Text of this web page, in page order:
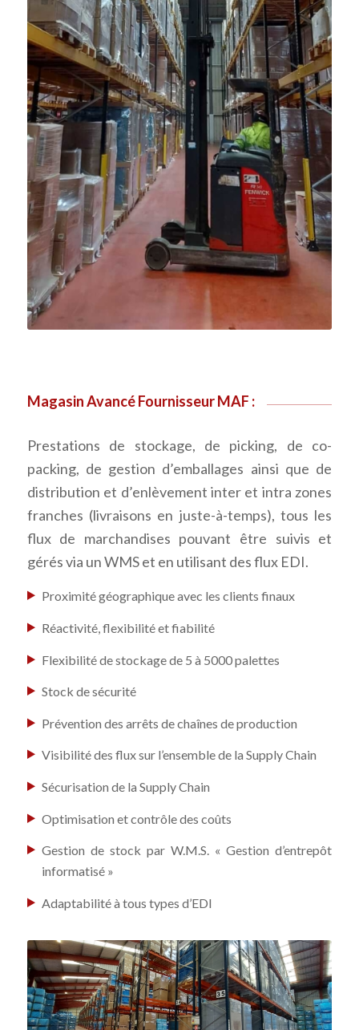
Magasin Avancé Fournisseur MAF :
Prestations de stockage, de picking, de co-
packing, de gestion d’emballages ainsi que de
distribution et d’enlèvement inter et intra zones
franches (livraisons en juste-à-temps), tous les
flux de marchandises pouvant être suivis et
gérés via un WMS et en utilisant des flux EDI.
Proximité géographique avec les clients finaux
Réactivité, flexibilité et fiabilité
Flexibilité de stockage de 5 à 5000 palettes
Stock de sécurité
Prévention des arrêts de chaînes de production
Visibilité des flux sur l’ensemble de la Supply Chain
Sécurisation de la Supply Chain
Optimisation et contrôle des coûts
Gestion de stock par W.M.S. « Gestion d’entrepôt
informatisé »
Adaptabilité à tous types d’EDI